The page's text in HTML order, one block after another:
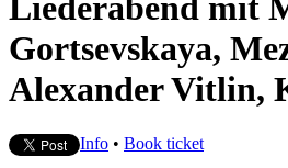
Gortsevskaya,
Alexander Vitlin,
Info • Book ticket